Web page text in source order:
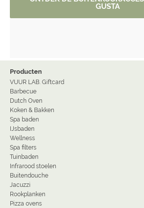
GUSTA
Producten
VUUR LAB. Giftcard
Barbecue
Dutch Oven
Koken & Bakken
Spa baden
IJsbaden
Wellness
Spa filters
Tuinbaden
Infrarood stoelen
Buitendouche
Jacuzzi
Rookplanken
Pizza ovens